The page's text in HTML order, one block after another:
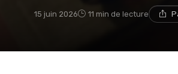
15 juin 2026 11 min de lecture